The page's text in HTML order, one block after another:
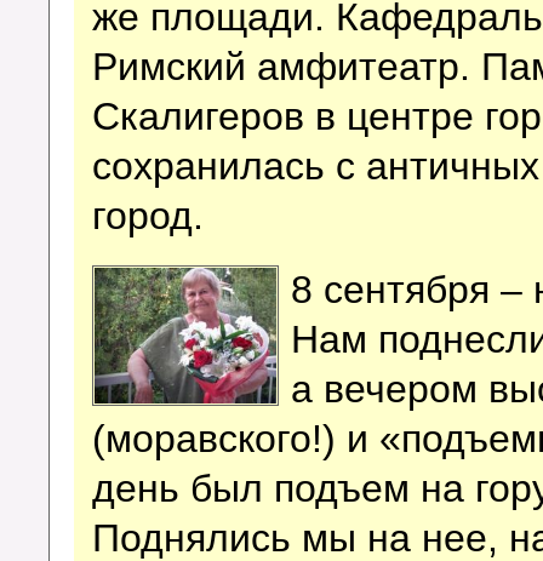
же площади.
Римский амфитеатр.
Скалигеров в центре
сохранилась с
город.
8 сентября
Нам
а вечером
(моравского!) и
день был подъем на
Поднялись мы на нее,